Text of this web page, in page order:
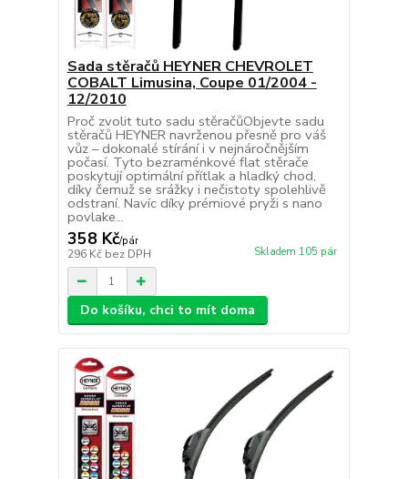
Sada stěračů HEYNER CHEVROLET
COBALT Limusina, Coupe 01/2004 -
12/2010
Proč zvolit tuto sadu stěračůObjevte sadu
stěračů HEYNER navrženou přesně pro váš
vůz – dokonalé stírání i v nejnáročnějším
počasí. Tyto bezraménkové flat stěrače
poskytují optimální přítlak a hladký chod,
díky čemuž se srážky i nečistoty spolehlivě
odstraní. Navíc díky prémiové pryži s nano
povlake...
358 Kč/pár
296 Kč bez DPH Skladem 105 pár
Do košíku, chci to mít doma